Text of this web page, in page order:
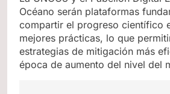
Océano serán plataformas
compartir el progreso científico
mejores prácticas, lo que
estrategias de mitigación más
época de aumento del nivel del